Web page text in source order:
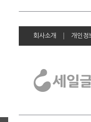
회사소개 개인정